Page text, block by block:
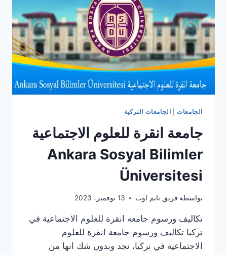
الجامعات| الجامعات التركية
جامعة انقرة للعلوم الاجتماعية
Ankara Sosyal Bilimler
Üniversitesi
بواسطة فريق تايم اوت 13 نوفمبر، 2023
تكاليف ورسوم جامعة انقرة للعلوم الاجتماعية في
تركيا تكاليف ورسوم جامعة انقرة للعلوم
الاجتماعية في تركيا، نجد وبدون شك انها من